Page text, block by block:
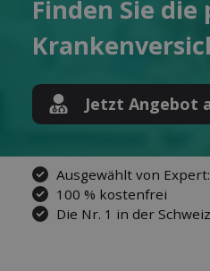
Finden Sie die
Jetzt Angebot
Ausgewählt von
100 % kostenfrei
Die Nr. 1 in der Schweiz